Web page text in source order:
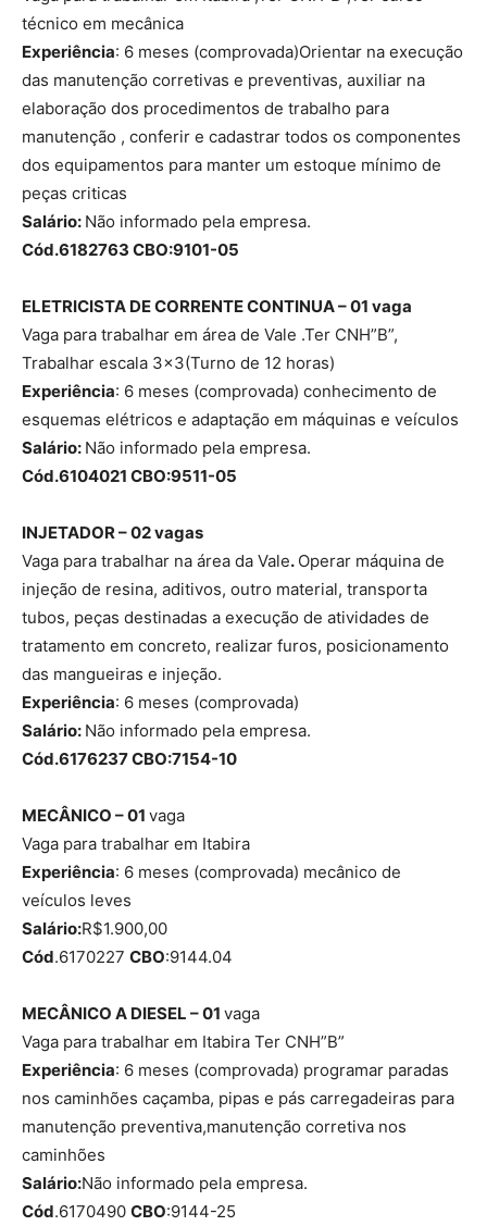
técnico em mecânica
Experiência: 6 meses (comprovada)Orientar na execução
das manutenção corretivas e preventivas, auxiliar na
elaboração dos procedimentos de trabalho para
manutenção , conferir e cadastrar todos os componentes
dos equipamentos para manter um estoque mínimo de
peças criticas
Salário: Não informado pela empresa.
Cód.6182763 CBO:9101-05
ELETRICISTA DE CORRENTE CONTINUA – 01 vaga
Vaga para trabalhar em área de Vale .Ter CNH”B”,
Trabalhar escala 3×3(Turno de 12 horas)
Experiência: 6 meses (comprovada) conhecimento de
esquemas elétricos e adaptação em máquinas e veículos
Salário: Não informado pela empresa.
Cód.6104021 CBO:9511-05
INJETADOR – 02 vagas
Vaga para trabalhar na área da Vale. Operar máquina de
injeção de resina, aditivos, outro material, transporta
tubos, peças destinadas a execução de atividades de
tratamento em concreto, realizar furos, posicionamento
das mangueiras e injeção.
Experiência: 6 meses (comprovada)
Salário: Não informado pela empresa.
Cód.6176237 CBO:7154-10
MECÂNICO – 01 vaga
Vaga para trabalhar em Itabira
Experiência: 6 meses (comprovada) mecânico de
veículos leves
Salário:R$1.900,00
Cód.6170227 CBO:9144.04
MECÂNICO A DIESEL – 01 vaga
Vaga para trabalhar em Itabira Ter CNH”B”
Experiência: 6 meses (comprovada) programar paradas
nos caminhões caçamba, pipas e pás carregadeiras para
manutenção preventiva,manutenção corretiva nos
caminhões
Salário:Não informado pela empresa.
Cód.6170490 CBO:9144-25